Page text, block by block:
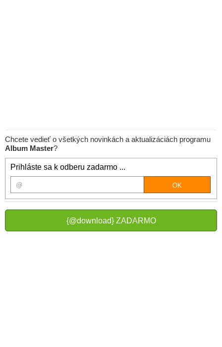
Chcete vedieť o všetkých novinkách a aktualizáciách programu
Album Master?
Prihláste sa k odberu zadarmo ...
{@download} ZADARMO